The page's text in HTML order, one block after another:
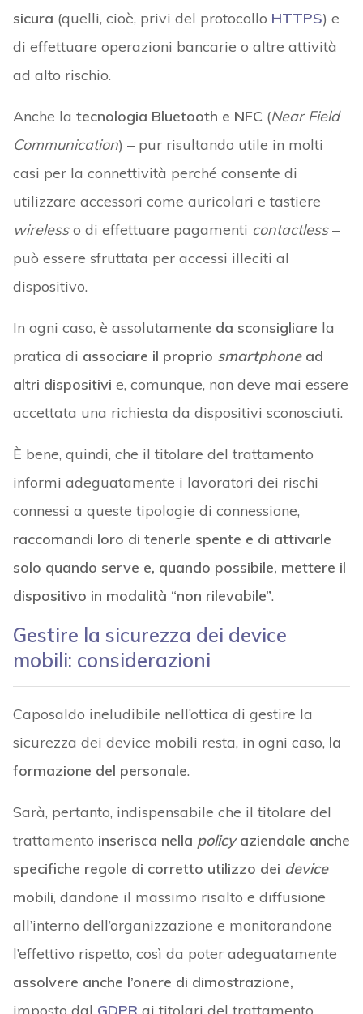
sicura (quelli, cioè, privi del protocollo HTTPS) e
di effettuare operazioni bancarie o altre attività
ad alto rischio.
Anche la tecnologia Bluetooth e NFC(Near Field
Communication) – pur risultando utile in molti
casi per la connettività perché consente di
utilizzare accessori come auricolari e tastiere
wirelesso di effettuare pagamenti contactless–
può essere sfruttata per accessi illeciti al
dispositivo.
In ogni caso, è assolutamente da sconsigliare la
pratica di associare il proprio smartphonead
altri dispositivi e, comunque, non deve mai essere
accettata una richiesta da dispositivi sconosciuti.
È bene, quindi, che il titolare del trattamento
informi adeguatamente i lavoratori dei rischi
connessi a queste tipologie di connessione,
raccomandi loro di tenerle spente e di attivarle
solo quando serve e, quando possibile, mettere il
dispositivo in modalità “non rilevabile”.
Gestire la sicurezza dei device
mobili: considerazioni
Caposaldo ineludibile nell’ottica di gestire la
sicurezza dei device mobili resta, in ogni caso, la
formazione del personale.
Sarà, pertanto, indispensabile che il titolare del
trattamento inserisca nella policyaziendale anche
specifiche regole di corretto utilizzo dei device
mobili, dandone il massimo risalto e diffusione
all’interno dell’organizzazione e monitorandone
l’effettivo rispetto, così da poter adeguatamente
assolvere anche l’onere di dimostrazione,